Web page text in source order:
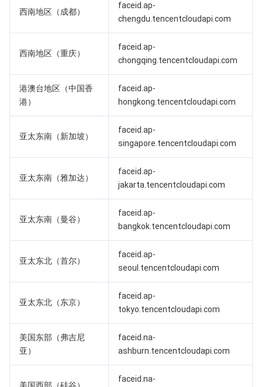
对等连接
网络流日志
VPN 连接
弹性公网 IP
账号风控平台
风险识别 RCE
容器安全服务
云安全中心
SSL 证书
私有域解析 Private DNS
云解析 DNS
腾讯微卡
办公协同
腾讯电子签
腾讯云企业网盘
大数据
流计算 Oceanus
腾讯云数据仓库 TCHouse-C
腾讯云数据仓库 TCHouse-D
腾讯云数据仓库 TCHouse-P
腾讯云 BI
语音合成
机器翻译
人脸融合
腾讯云智能数智人
AI 平台产品
腾讯云大模型训推平台TI-ONE
智能音乐平台
腾讯云智能体开发平台
大模型图像创作引擎
腾讯混元生3D
物联网
消息队列 CKafka 版
消息队列 RabbitMQ 版
通信服务
移动推送
即时通信 IM
视频服务
西南地区（成都）
faceid.ap-
chengdu.tencentcloudapi.com
西南地区（重庆）
faceid.ap-
chongqing.tencentcloudapi.com
港澳台地区（中国香
港）
faceid.ap-
hongkong.tencentcloudapi.com
亚太东南（新加坡）
faceid.ap-
singapore.tencentcloudapi.com
亚太东南（雅加达）
faceid.ap-
jakarta.tencentcloudapi.com
亚太东南（曼谷）
faceid.ap-
bangkok.tencentcloudapi.com
亚太东北（首尔）
faceid.ap-
seoul.tencentcloudapi.com
亚太东北（东京）
faceid.ap-
tokyo.tencentcloudapi.com
美国东部（弗吉尼
亚）
faceid.na-
ashburn.tencentcloudapi.com
faceid.na-